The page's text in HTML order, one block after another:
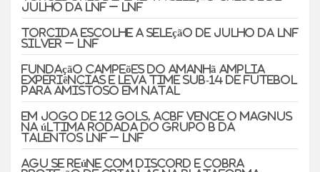
Julho da LNF – LNF
Torcida escolhe a Seleção de Julho da LNF
Silver – LNF
Fundação Campeões do Amanhã amplia
experiências e leva time sub-14 de futebol
para amistoso em Natal
Em jogo de 12 gols, ACBF vence o Magnus
na última rodada do Grupo B da
Talentos LNF – LNF
AGU se reúne com Discord e cobra